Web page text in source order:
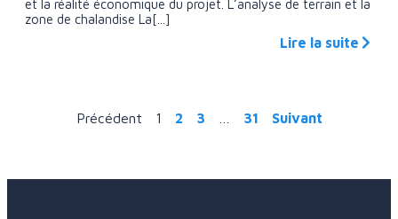
et la réalité économique du projet. L’analyse de terrain et la
zone de chalandise La[...]
Lire la suite
Précédent 1 2 3 31 Suivant